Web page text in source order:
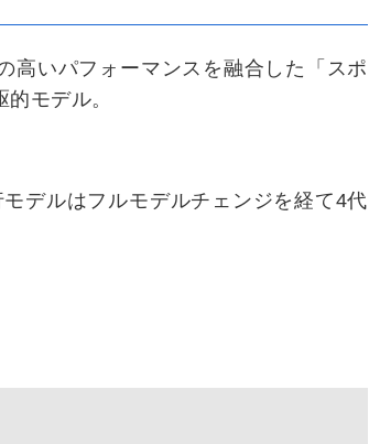
高いパフォーマンスを融合した「スポ
モデル。
デルはフルモデルチェンジを経て4代